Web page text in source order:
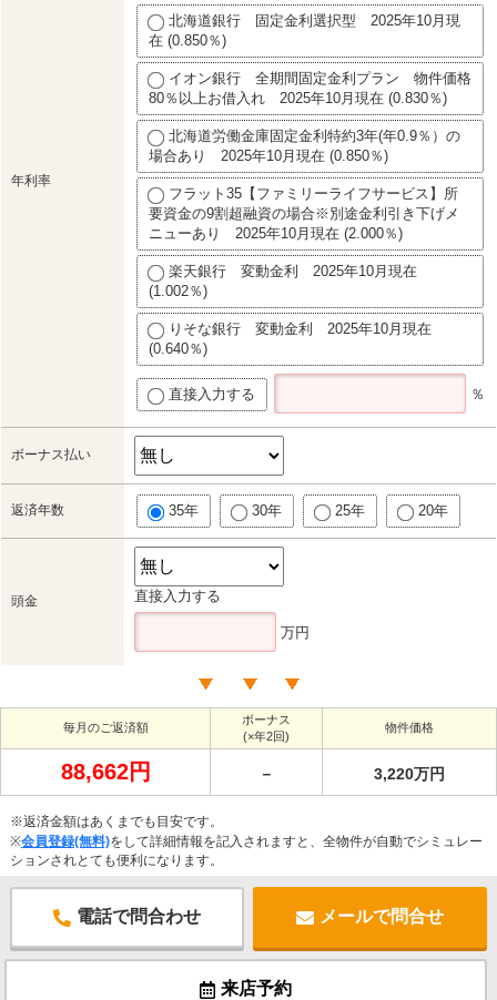
年利率
北海道銀行 固定金利選択型 2025年10月現
在 (0.850％)
イオン銀行 全期間固定金利プラン 物件価格
80％以上お借入れ 2025年10月現在 (0.830％)
北海道労働金庫固定金利特約3年(年0.9％）の
場合あり 2025年10月現在 (0.850％)
フラット35【ファミリーライフサービス】所
要資金の9割超融資の場合※別途金利引き下げメ
ニューあり 2025年10月現在 (2.000％)
楽天銀行 変動金利 2025年10月現在
(1.002％)
りそな銀行 変動金利 2025年10月現在
(0.640％)
直接入力する ％
ボーナス払い
返済年数 35年 30年 25年 20年
頭金 直接入力する
万円
毎月のご返済額
ボーナス
(×年2回)
物件価格
88,662円 － 3,220万円
※返済金額はあくまでも目安です。
※会員登録(無料)をして詳細情報を記入されますと、全物件が自動でシミュレー
ションされとても便利になります。
電話で問合わせ メールで問合せ
来店予約